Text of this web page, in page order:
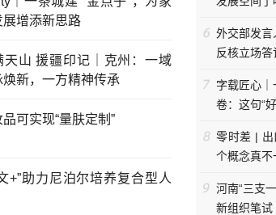
展增添新思路
天山 援疆印记｜克州：一域
焕新，一方精神传承
品可实现“量肤定制”
+”助力尼泊尔培养复合型人
外交部发言
反核立场答
字载匠心
卷：这句“
零时差 |
个概念真不
河南“三支
新组织笔试